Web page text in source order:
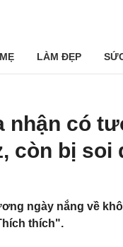
LÀM ĐẸP
nhận có
còn bị soi
ngày nắng về
thích".